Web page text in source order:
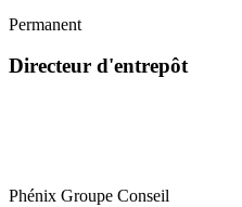
Permanent
Directeur d'entrepôt
Phénix Groupe Conseil